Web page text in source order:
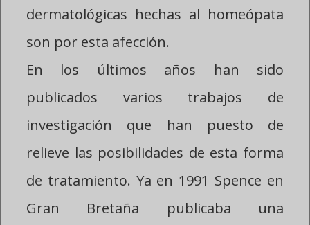
dermatológicas hechas al homeópata
son por esta afección.
En los últimos años han sido
publicados varios trabajos de
investigación que han puesto de
relieve las posibilidades de esta forma
de tratamiento. Ya en 1991 Spence en
Gran Bretaña publicaba una